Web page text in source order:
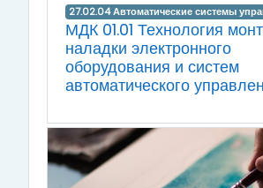
27.02.04 Автоматические системы
МДК 01.01 Технология
наладки электронного
оборудования и систем
автоматического